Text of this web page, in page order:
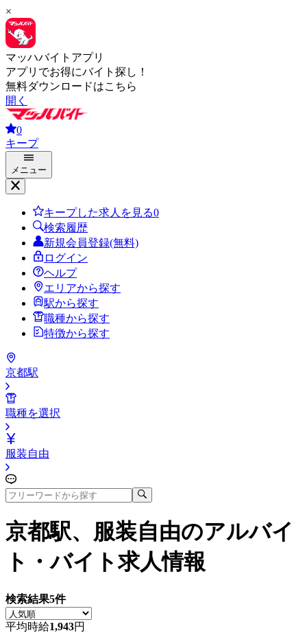
×
マッハバイトアプリ
アプリでお得にバイト探し！
無料ダウンロードはこちら
開く
0
キープ
メニュー
キープした求人を見る0
検索履歴
新規会員登録(無料)
ログイン
ヘルプ
エリアから探す
駅から探す
職種から探す
特徴から探す
京都駅
職種を選択
服装自由
京都駅、服装自由のアルバイ
ト・バイト求人情報
検索結果5件
平均時給1,943円